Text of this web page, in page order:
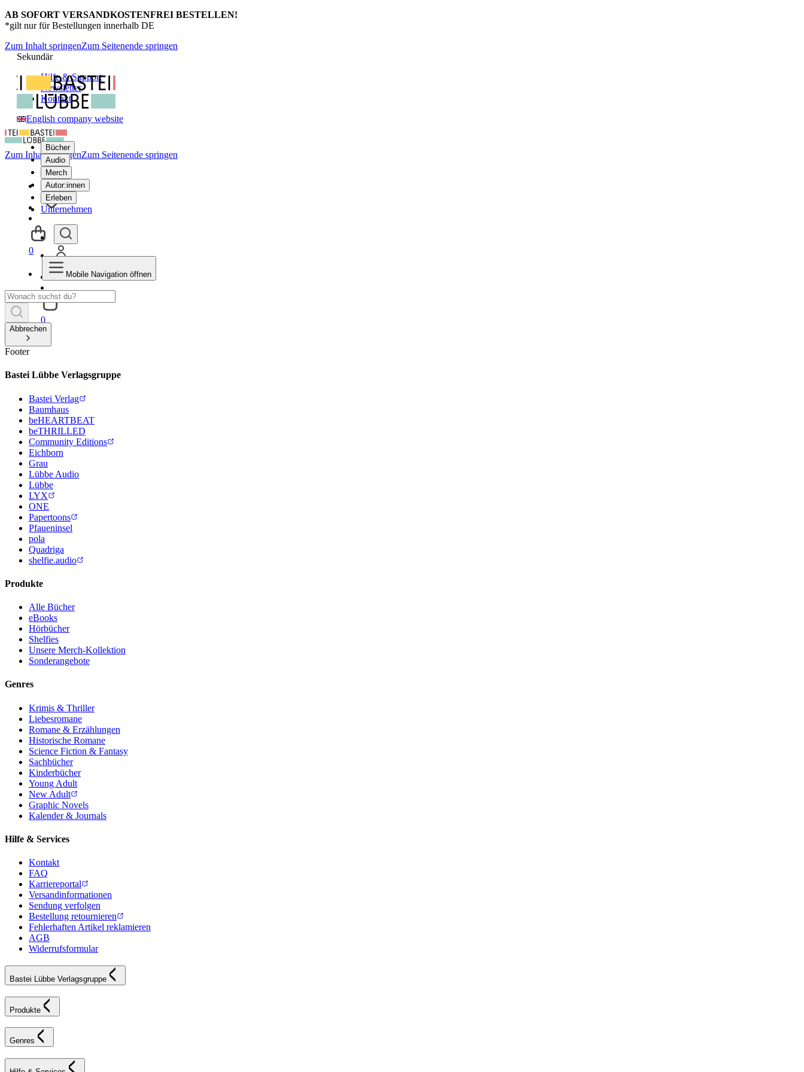
AB SOFORT VERSANDKOSTENFREI BESTELLEN!
*gilt nur für Bestellungen innerhalb DE
Zum Inhalt springenZum Seitenende springen
Sekundär
Hilfe & Support
Newsletter
Kontakt
English company website
Bücher
Audio
Merch
Autor:innen
Erleben
Unternehmen
0
Zum Inhalt springenZum Seitenende springen
0
Mobile Navigation öffnen
Abbrechen
Footer
Bastei Lübbe Verlagsgruppe
Bastei Verlag
Baumhaus
beHEARTBEAT
beTHRILLED
Community Editions
Eichborn
Grau
Lübbe Audio
Lübbe
LYX
ONE
Papertoons
Pfaueninsel
pola
Quadriga
shelfie.audio
Produkte
Alle Bücher
eBooks
Hörbücher
Shelfies
Unsere Merch-Kollektion
Sonderangebote
Genres
Krimis & Thriller
Liebesromane
Romane & Erzählungen
Historische Romane
Science Fiction & Fantasy
Sachbücher
Kinderbücher
Young Adult
New Adult
Graphic Novels
Kalender & Journals
Hilfe & Services
Kontakt
FAQ
Karriereportal
Versandinformationen
Sendung verfolgen
Bestellung retournieren
Fehlerhaften Artikel reklamieren
AGB
Widerrufsformular
Bastei Lübbe Verlagsgruppe
Produkte
Genres